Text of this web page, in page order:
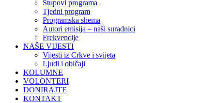
Stupovi programa
Tjedni program
Programska shema
Autori emisija – naši suradnici
Frekvencije
NAŠE VIJESTI
Vijesti iz Crkve i svijeta
Ljudi i običaji
KOLUMNE
VOLONTERI
DONIRAJTE
KONTAKT